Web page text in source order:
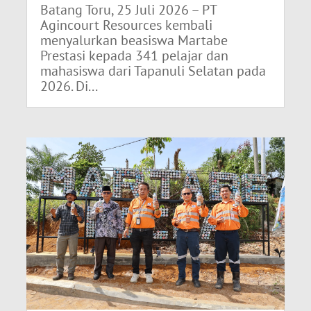
Batang Toru, 25 Juli 2026 – PT
Agincourt Resources kembali
menyalurkan beasiswa Martabe
Prestasi kepada 341 pelajar dan
mahasiswa dari Tapanuli Selatan pada
2026. Di...